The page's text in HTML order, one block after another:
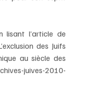
lisant l’article de
des Juifs
au siècle des
juives-2010-